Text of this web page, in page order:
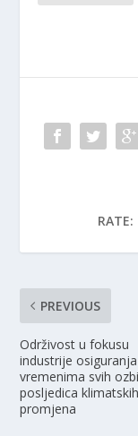
RATE:
PREVIOUS
Održivost u fokusu
industrije
vremenima svih
posljedica klimatskih
promjena